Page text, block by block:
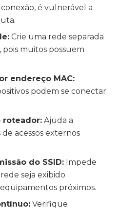
é vulnerável a
Crie uma rede separada
pois muitos possuem
endereço MAC:
podem se conectar
roteador: Ajuda a
acessos externos
do SSID: Impede
seja exibido
próximos.
Verifique